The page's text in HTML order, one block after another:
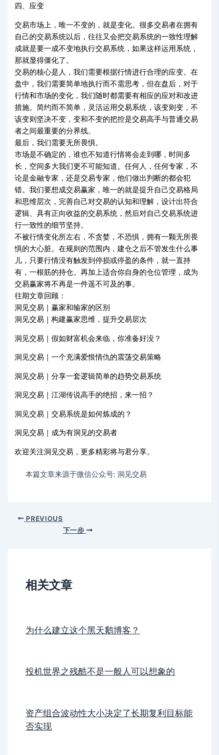
四、应变
交易市场上，唯一不变的，就是变化。很多交易者在拥有
自己的交易系统以后，往往又会把交易系统的一致性理解
成就是要一成不变地执行交易系统，如果这样运用系统，
那就显得僵化了。
交易的核心是人，我们需要根据行情进行合理的应变。在
盘中，我们需要简单地执行而不需思考，但在盘后，对于
行情和市场的变化，我们随时都需要有相应的应对和改进
措施。简约而不简单，灵活运用交易系统，该变则变，不
该变则坚决不变，变和不变的把控是交易高手与普通交易
者之间最重要的分界线。
最后，我们需要无所畏惧。
市场是不确定的，谁也不知道行情将会走到哪，时间多
长，空间多大我们更不可能知道。任何人，任何专家，不
论是金融专家，还是交易专家，他们做出判断的都会犯
错。我们要想成交易赢家，唯一的就是提升自己交易格局
和思维层次，完善自己对交易的认知和理解，设计出符合
逻辑、具有正向收益的交易系统，然后对自己交易系统进
行一致性的细节坚持。
不被行情变化所左右，不贪婪，不恐惧，拥有一颗无所畏
惧的大心脏。在规则的范围内，建仓之后不管发生什么事
儿，只要行情没有触发到停损或停盈的条件，就一直持
有，一根筋的持仓。再加上适合你自身的仓位管理，成为
交易赢家将不再是一件遥不可及的事。
往期文章回顾：
洞见交易｜赢家和输家的区别
洞见交易｜构建赢家思维，提升交易层次
洞见交易｜假如财富机会来临，你准备好没？
洞见交易｜一个充满爱恨情仇的震荡交易策略
洞见交易｜分享一套逻辑简单的趋势交易系统
洞见交易｜江湖传说高手的绝招，来一招？
洞见交易｜交易系统是如何炼成的？
洞见交易｜成为有洞见的交易者
欢迎关注洞见交易，更多精彩将与君分享。
本篇文章来源于微信公众号: 洞见交易
PREVIOUS
下一步
相关文章
为什么建立这个黑天鹅博客？
投机世界之残酷不是一般人可以想象的
资产组合波动性大小决定了长期复利目标能
否实现